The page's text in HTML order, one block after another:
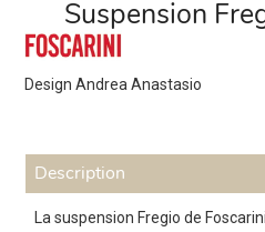
Suspension
Design Andrea Anastasio
Description
La suspension Fregio de